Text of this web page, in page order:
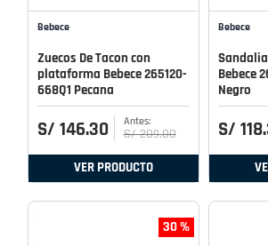
Bebece
Zuecos De Tacon con
plataforma Bebece 265120-
668Q1 Pecana
S/ 146.30 S/ 209.00
VER PRODUCTO
Bebece
Bebece
Negro
S/ 118.
30 %